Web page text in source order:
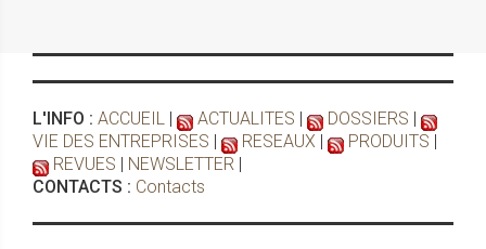
L'INFO : ACCUEIL ACTUALITES DOSSIERS
VIE DES ENTREPRISES
RESEAUX PRODUITS
REVUES
NEWSLETTER
CONTACTS : Contacts